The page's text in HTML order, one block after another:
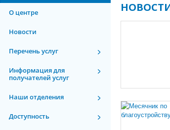
О центре
Новости
Перечень услуг
Информация для
получателей услуг
Наши отделения
Доступность